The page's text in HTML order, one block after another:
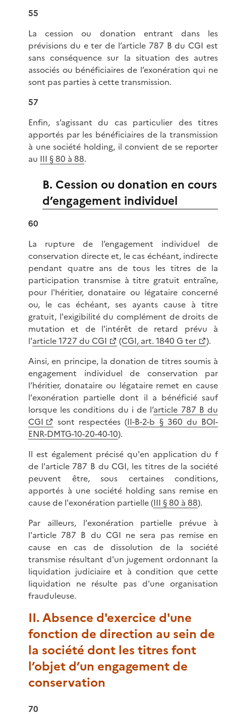
55
La cession ou donation entrant dans les
prévisions du e ter de l’article 787 B du CGI est
sans conséquence sur la situation des autres
associés ou bénéficiaires de l’exonération qui ne
sont pas parties à cette transmission.
57
Enfin, s’agissant du cas particulier des titres
apportés par les bénéficiaires de la transmission
à une société holding, il convient de se reporter
au III § 80 à 88.
B. Cession ou donation en cours
d’engagement individuel
60
La rupture de l’engagement individuel de
conservation directe et, le cas échéant, indirecte
pendant quatre ans de tous les titres de la
participation transmise à titre gratuit entraîne,
pour l'héritier, donataire ou légataire concerné
ou, le cas échéant, ses ayants cause à titre
gratuit, l'exigibilité du complément de droits de
mutation et de l'intérêt de retard prévu à
l'article 1727 du CGI (CGI, art. 1840 G ter
).
Ainsi, en principe, la donation de titres soumis à
engagement individuel de conservation par
l’héritier, donataire ou légataire remet en cause
l'exonération partielle dont il a bénéficié sauf
lorsque les conditions du i de l’article 787 B du
CGI
sont respectées (II-B-2-b § 360 du BOI-
ENR-DMTG-10-20-40-10).
Il est également précisé qu'en application du f
de l'article 787 B du CGI, les titres de la société
peuvent être, sous certaines conditions,
apportés à une société holding sans remise en
cause de l'exonération partielle (III § 80 à 88).
Par ailleurs, l'exonération partielle prévue à
l'article 787 B du CGI ne sera pas remise en
cause en cas de dissolution de la société
transmise résultant d'un jugement ordonnant la
liquidation judiciaire et à condition que cette
liquidation ne résulte pas d'une organisation
frauduleuse.
II. Absence d'exercice d'une
fonction de direction au sein de
la société dont les titres font
l’objet d’un engagement de
conservation
70